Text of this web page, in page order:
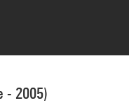
- 2005)
Joseph Banderet/Dist.